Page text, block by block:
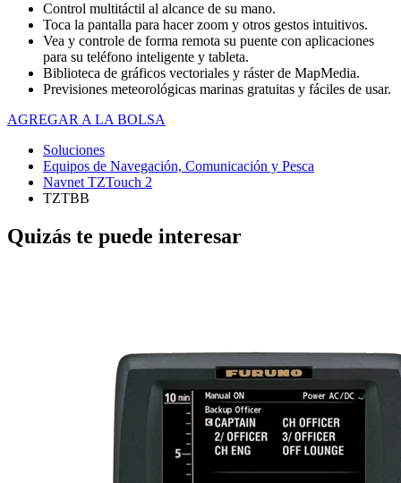
Control multitáctil al alcance de su mano.
Toca la pantalla para hacer zoom y otros gestos intuitivos.
Vea y controle de forma remota su puente con aplicaciones
para su teléfono inteligente y tableta.
Biblioteca de gráficos vectoriales y ráster de MapMedia.
Previsiones meteorológicas marinas gratuitas y fáciles de usar.
AGREGAR A LA BOLSA
Soluciones
Equipos de Navegación, Comunicación y Pesca
Navnet TZTouch 2
TZTBB
Quizás te puede interesar